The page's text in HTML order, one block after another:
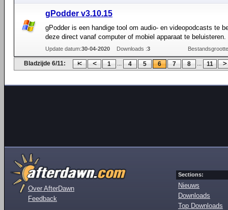
gPodder v3.10.15
gPodder is een handige tool om audio- en videopodcasts te
deze direct vanaf computer of mobiel apparaat te beluisteren.
Update datum:30-04-2020 Downloads :3
Bladzijde 6/11: 1 ... 4 5 6 7 8 ... 11
Over AfterDawn
Feedback
Sections:
Nieuws
Downloads
Top Downloads